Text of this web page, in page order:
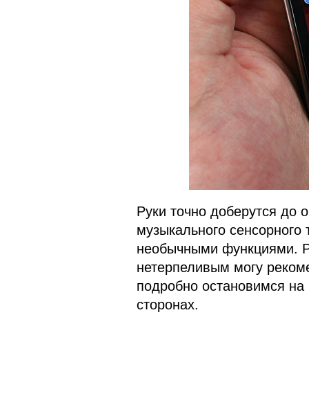
Руки точно доберутся до
музыкального
необычными функциями.
нетерпеливым могу
подробно остановимся
сторонах.